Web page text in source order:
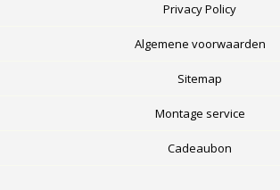
Privacy Policy
Algemene voorwaarden
Sitemap
Montage service
Cadeaubon